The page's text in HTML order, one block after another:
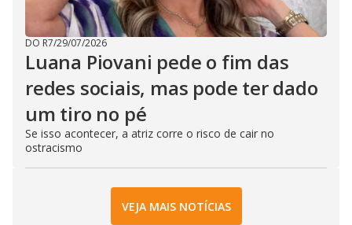
DO R7/29/07/2026
Luana Piovani pede o fim das
redes sociais, mas pode ter dado
um tiro no pé
Se isso acontecer, a atriz corre o risco de cair no
ostracismo
VEJA MAIS NOTÍCIAS